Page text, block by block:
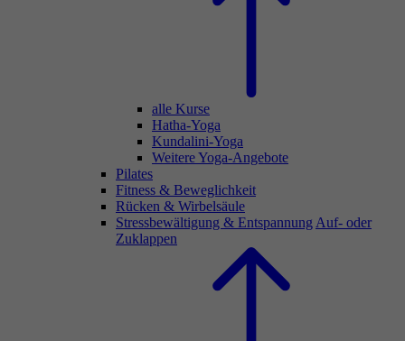
alle Kurse
Hatha-Yoga
Kundalini-Yoga
Weitere Yoga-Angebote
Pilates
Fitness & Beweglichkeit
Rücken & Wirbelsäule
Stressbewältigung & Entspannung Auf- oder
Zuklappen